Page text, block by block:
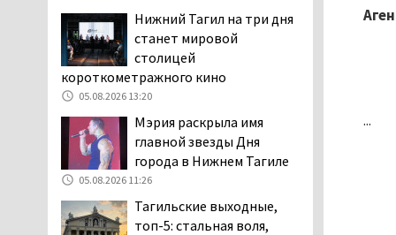
...
пожаловались на кровососущих
паразитов, которые искусали их
ребёнка в детской больнице
Нижнего Тагила
05.08.2026 17:59
Директора уральского
предприятия по
производству дронов
«Упырь» подорвали в автомобиле
под Екатеринбургом
05.08.2026 17:05
Нижний Тагил на три дня
станет мировой
столицей
короткометражного кино
05.08.2026 13:20
Мэрия раскрыла имя
главной звезды Дня
города в Нижнем Тагиле
05.08.2026 11:26
Тагильские выходные,
топ-5: стальная воля,